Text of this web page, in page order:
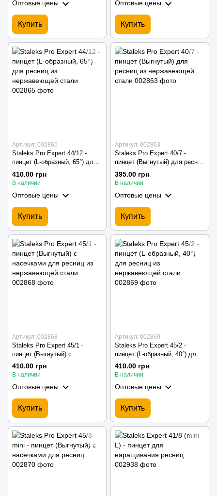
Оптовые цены
Купить
Оптовые цены
Купить
Артикул: 002865
Staleks Pro Expert 44/12 -
пинцет (L-образный, 65°) для
ресниц из нержавеющей
стали
410.00 грн
В наличии
Оптовые цены
Купить
Артикул: 002863
Staleks Pro Expert 40/7 -
пинцет (Выгнутый) для ресниц
из нержавеющей стали
395.00 грн
В наличии
Оптовые цены
Купить
Артикул: 002868
Staleks Pro Expert 45/1 -
пинцет (Выгнутый) с
насечками для ресниц из
нержавеющей стали
410.00 грн
В наличии
Оптовые цены
Купить
Артикул: 002869
Staleks Pro Expert 45/2 -
пинцет (L-образный, 40°) для
ресниц из нержавеющей
стали
410.00 грн
В наличии
Оптовые цены
Купить